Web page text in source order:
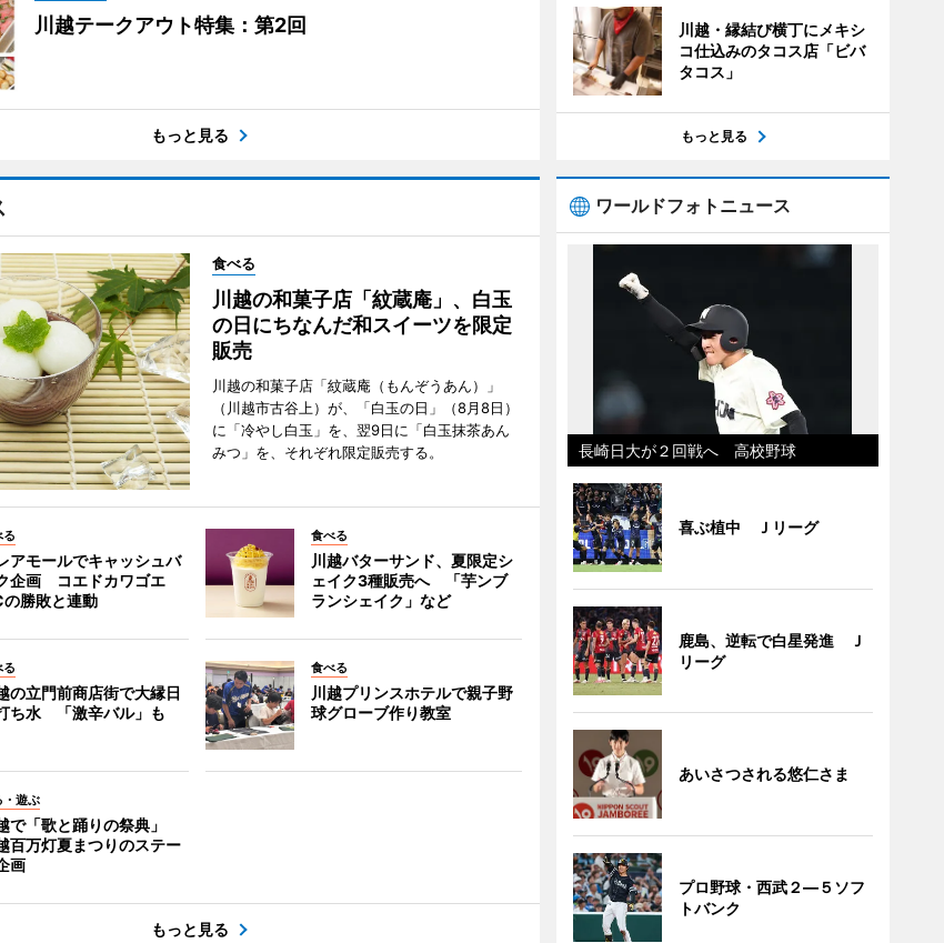
川越テークアウト特集：第2回
もっと見る
食べる
川越の和菓子店「紋蔵庵」、白玉
の日にちなんだ和スイーツを限定
販売
川越の和菓子店「紋蔵庵（もんぞうあん）」
（川越市古谷上）が、「白玉の日」（8月8日）
に「冷やし白玉」を、翌9日に「白玉抹茶あん
みつ」を、それぞれ限定販売する。
る
アモールでキャッシュバ
企画 コエドカワゴエ
の勝敗と連動
食べる
川越バターサンド、夏限定シ
ェイク3種販売へ 「芋ンブ
ランシェイク」など
る
の立門前商店街で大縁日
ち水 「激辛バル」も
食べる
川越プリンスホテルで親子野
球グローブ作り教室
・遊ぶ
で「歌と踊りの祭典」
百万灯夏まつりのステー
画
もっと見る
川越・縁結び横丁にメキシ
コ仕込みのタコス店「ビバ
タコス」
もっと見る
ワールドフォトニュース
長崎日大が２回戦へ 高校野球
喜ぶ植中 Ｊリーグ
鹿島、逆転で白星発進 Ｊ
リーグ
あいさつされる悠仁さま
プロ野球・西武２―５ソフ
トバンク